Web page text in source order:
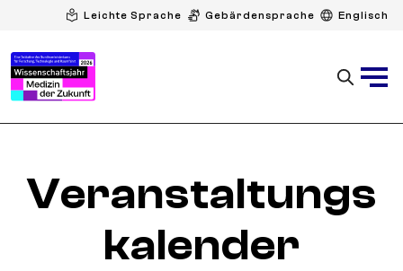
Leichte Sprache Gebärdensprache Englisch
Veranstaltungs
kalender